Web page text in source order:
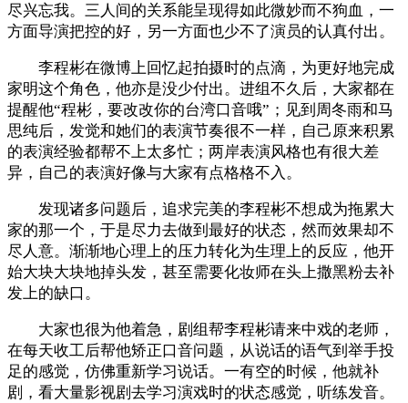
尽兴忘我。三人间的关系能呈现得如此微妙而不狗血，一
方面导演把控的好，另一方面也少不了演员的认真付出。
李程彬在微博上回忆起拍摄时的点滴，为更好地完成
家明这个角色，他亦是没少付出。进组不久后，大家都在
提醒他“程彬，要改改你的台湾口音哦”；见到周冬雨和马
思纯后，发觉和她们的表演节奏很不一样，自己原来积累
的表演经验都帮不上太多忙；两岸表演风格也有很大差
异，自己的表演好像与大家有点格格不入。
发现诸多问题后，追求完美的李程彬不想成为拖累大
家的那一个，于是尽力去做到最好的状态，然而效果却不
尽人意。渐渐地心理上的压力转化为生理上的反应，他开
始大块大块地掉头发，甚至需要化妆师在头上撒黑粉去补
发上的缺口。
大家也很为他着急，剧组帮李程彬请来中戏的老师，
在每天收工后帮他矫正口音问题，从说话的语气到举手投
足的感觉，仿佛重新学习说话。一有空的时候，他就补
剧，看大量影视剧去学习演戏时的状态感觉，听练发音。